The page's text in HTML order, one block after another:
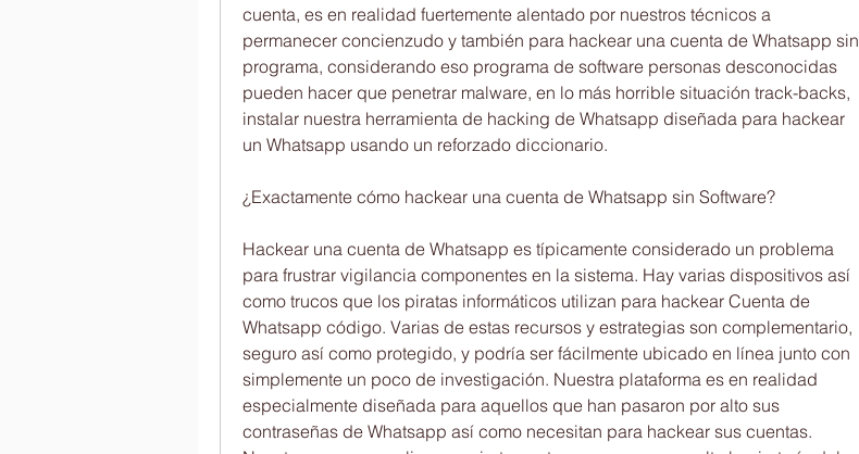
cuenta, es en realidad fuertemente alentado por nuestros técnicos a
permanecer concienzudo y también para hackear una cuenta de Whatsapp sin
programa, considerando eso programa de software personas desconocidas
pueden hacer que penetrar malware, en lo más horrible situación track-backs,
instalar nuestra herramienta de hacking de Whatsapp diseñada para hackear
un Whatsapp usando un reforzado diccionario.
¿Exactamente cómo hackear una cuenta de Whatsapp sin Software?
Hackear una cuenta de Whatsapp es típicamente considerado un problema
para frustrar vigilancia componentes en la sistema. Hay varias dispositivos así
como trucos que los piratas informáticos utilizan para hackear Cuenta de
Whatsapp código. Varias de estas recursos y estrategias son complementario,
seguro así como protegido, y podría ser fácilmente ubicado en línea junto con
simplemente un poco de investigación. Nuestra plataforma es en realidad
especialmente diseñada para aquellos que han pasaron por alto sus
contraseñas de Whatsapp así como necesitan para hackear sus cuentas.